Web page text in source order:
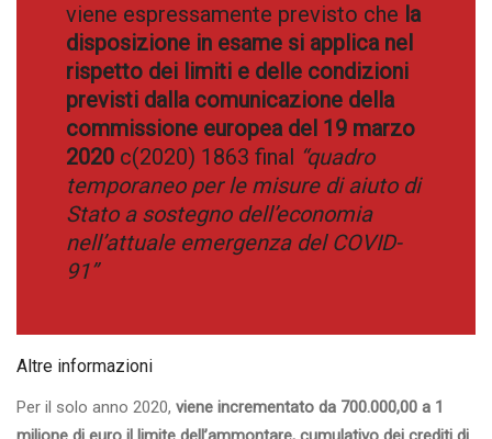
viene espressamente previsto che la
disposizione in esame si applica nel
rispetto dei limiti e delle condizioni
previsti dalla comunicazione della
commissione europea del 19 marzo
2020 c(2020) 1863 final “quadro
temporaneo per le misure di aiuto di
Stato a sostegno dell’economia
nell’attuale emergenza del COVID-
91”
Altre informazioni
Per il solo anno 2020, viene incrementato da 700.000,00 a 1